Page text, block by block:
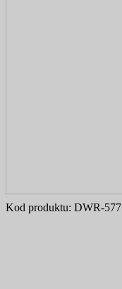
Kod produktu: DWR-577